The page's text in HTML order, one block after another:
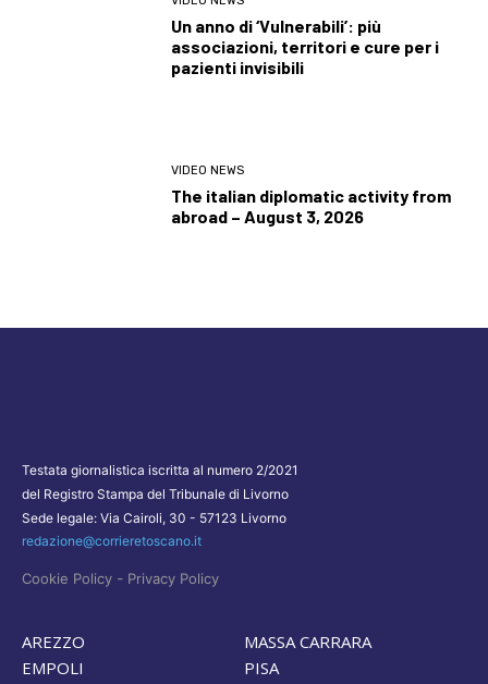
Un anno di ‘Vulnerabili’: più
associazioni, territori e cure per i
pazienti invisibili
VIDEO NEWS
The italian diplomatic activity from
abroad – August 3, 2026
Testata giornalistica iscritta al numero 2/2021
del Registro Stampa del Tribunale di Livorno
Sede legale: Via Cairoli, 30 - 57123 Livorno
redazione@corrieretoscano.it
Cookie Policy - Privacy Policy
AREZZO
EMPOLI
MASSA CARRARA
PISA